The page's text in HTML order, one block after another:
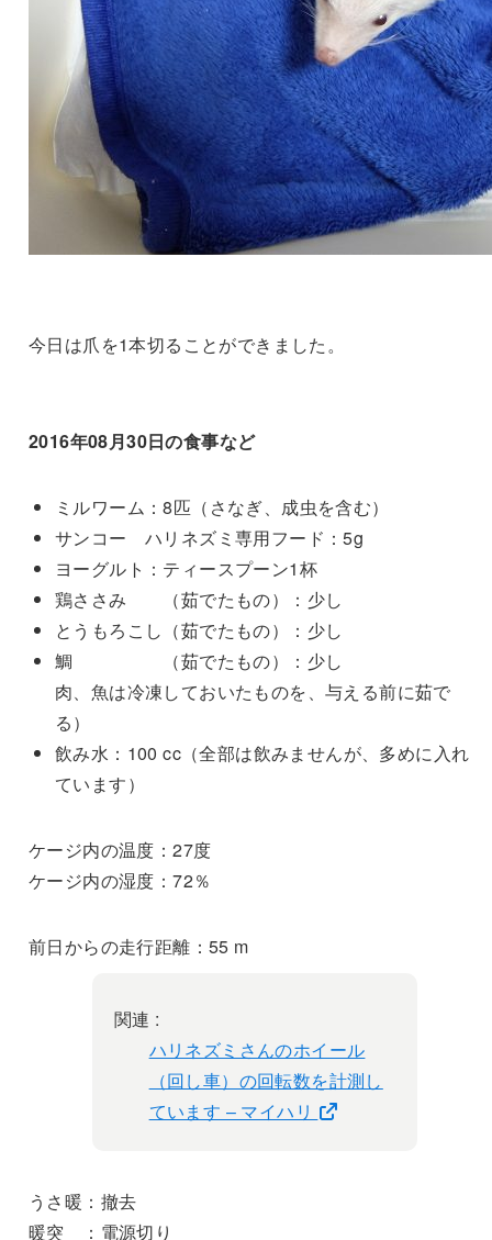
今日は爪を1本切ることができました。
2016年08月30日の食事など
ミルワーム：8匹（さなぎ、成虫を含む）
サンコー ハリネズミ専用フード：5g
ヨーグルト：ティースプーン1杯
鶏ささみ （茹でたもの）：少し
とうもろこし（茹でたもの）：少し
鯛 （茹でたもの）：少し
肉、魚は冷凍しておいたものを、与える前に茹で
る）
飲み水：100 cc（全部は飲みませんが、多めに入れ
ています）
ケージ内の温度：27度
ケージ内の湿度：72％
前日からの走行距離：55 m
関連 :
ハリネズミさんのホイール
（回し車）の回転数を計測し
ています – マイハリ
うさ暖：撤去
暖突 ：電源切り